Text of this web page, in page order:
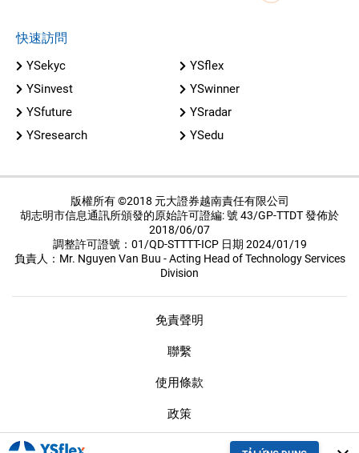
快速訪問
YSekyc
YSflex
YSinvest
YSwinner
YSfuture
YSradar
YSresearch
YSedu
版權所有 ©2018 元大證券越南責任有限公司
胡志明市信息通訊所頒發的原始許可證編: 號 43/GP-TTDT 發佈於
2018/06/07
調整許可證號：01/QD-STTTT-ICP 日期 2024/01/19
負責人：Mr. Nguyen Van Buu - Acting Head of Technology Services
Division
免責聲明
聯繫
使用條款
政策